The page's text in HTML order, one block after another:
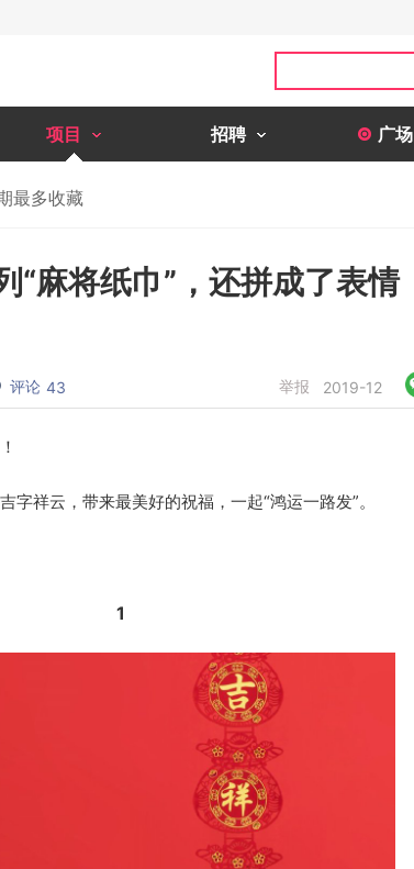
项目 招聘 广场
最多收藏
“麻将纸巾”，还拼成了表情
评论 43 举报 2019-12
祥云，带来最美好的祝福，一起“鸿运一路发”。
1